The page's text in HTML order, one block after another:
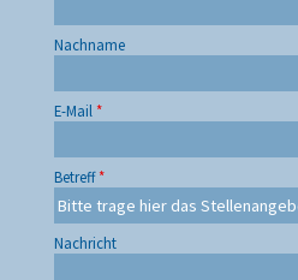
Nachname
E-Mail *
Betreff*
Nachricht